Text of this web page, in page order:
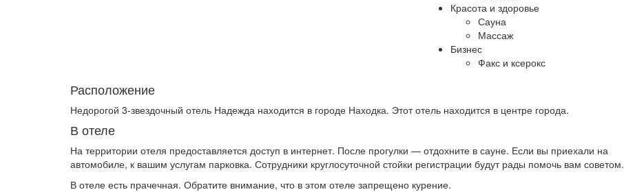
Красота и здоровье
Сауна
Массаж
Бизнес
Факс и ксерокс
Расположение
Недорогой 3-звездочный отель Надежда находится в городе Находка. Этот отель находится в центре города.
В отеле
На территории отеля предоставляется доступ в интернет. После прогулки — отдохните в сауне. Если вы приехали на
автомобиле, к вашим услугам парковка. Сотрудники круглосуточной стойки регистрации будут рады помочь вам советом.
В отеле есть прачечная. Обратите внимание, что в этом отеле запрещено курение.